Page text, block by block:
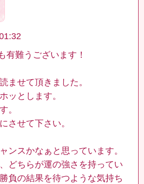
有難うございます！
ませて頂きました。
ッとします。
。
させて下さい。
ンスかなぁと思っています。
どちらが運の強さを持ってい
負の結果を待つような気持ち